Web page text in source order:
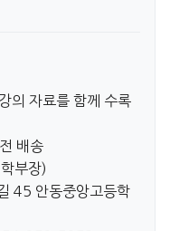
의 자료를 함께 수록
배송
부장)
45 안동중앙고등학